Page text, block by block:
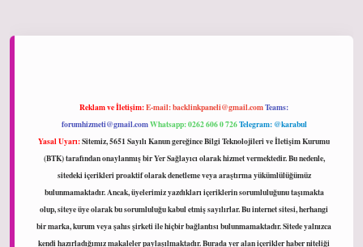
Reklam ve İletişim:E-mail:backlinkpaneli@gmail.comTeams:
forumhizmeti@gmail.comWhatsapp: 0262 606 0 726Telegram: @karabul
Yasal Uyarı:Sitemiz, 5651 Sayılı Kanun gereğince Bilgi Teknolojileri ve İletişim Kurumu
(BTK) tarafından onaylanmış bir Yer Sağlayıcı olarak hizmet vermektedir. Bu nedenle,
sitedeki içerikleri proaktif olarak denetleme veya araştırma yükümlülüğümüz
bulunmamaktadır. Ancak, üyelerimiz yazdıkları içeriklerin sorumluluğunu taşımakta
olup, siteye üye olarak bu sorumluluğu kabul etmiş sayılırlar. Bu internet sitesi, herhangi
bir marka, kurum veya şahıs şirketi ile hiçbir bağlantısı bulunmamaktadır. Sitede yalnızca
kendi hazırladığımız makaleler paylaşılmaktadır. Burada yer alan içerikler haber niteliği